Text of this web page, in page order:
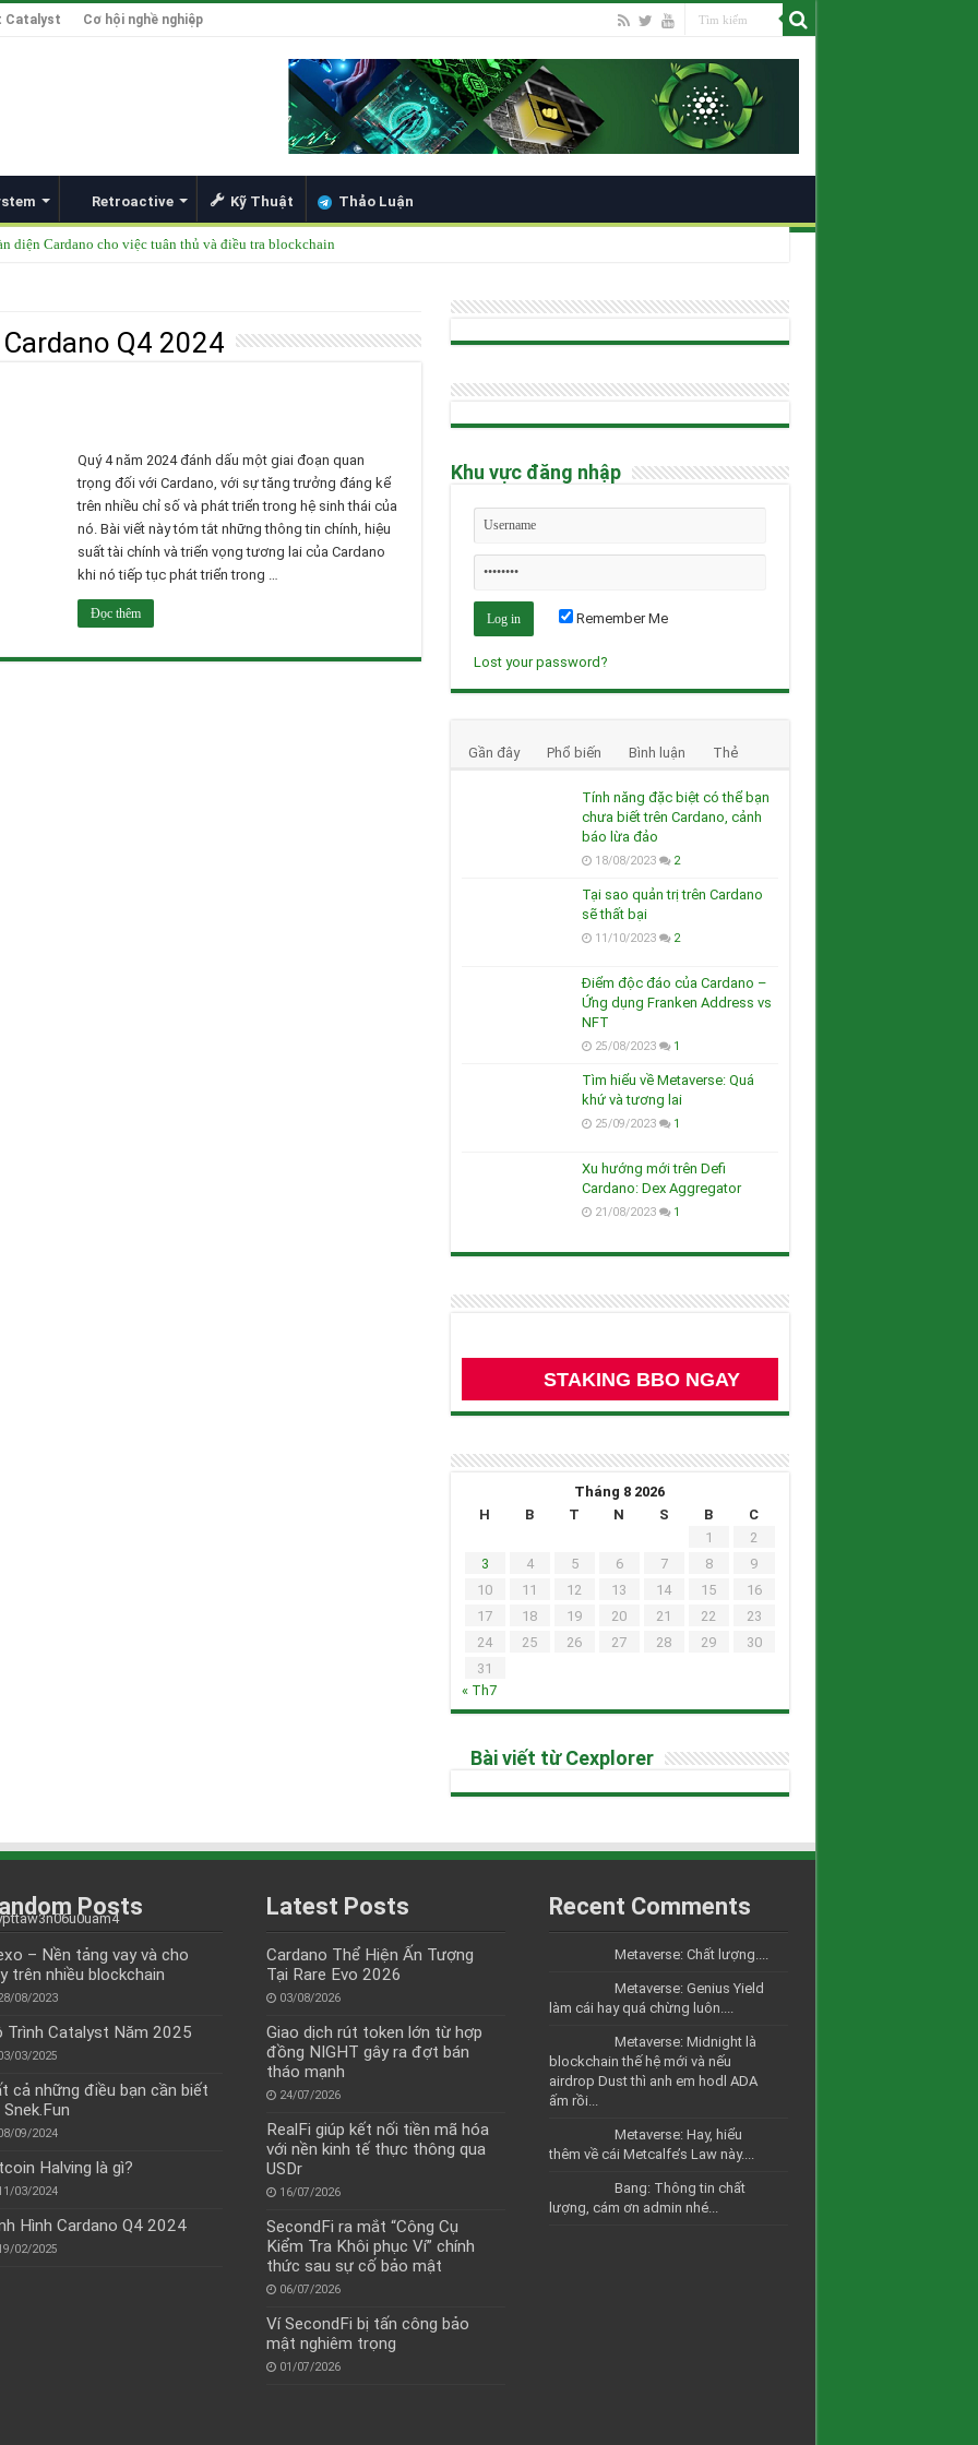
Catalyst Cơ hội nghề nghiệp
Retroactive Kỹ Thuật Thảo Luận
diện Cardano cho việc tuân thủ và điều tra blockchain
Đổi Mới Hợp Đồng Thông Minh cho Bitcoin, Mở Khóa DeFi và Tích Hợp Cardano
Q4 2024
Quý 4 năm 2024 đánh dấu một giai đoạn quan
trọng đối với Cardano, với sự tăng trưởng đáng kể
trên nhiều chỉ số và phát triển trong hệ sinh thái của
nó. Bài viết này tóm tắt những thông tin chính, hiệu
suất tài chính và triển vọng tương lai của Cardano
khi nó tiếp tục phát triển trong …
Đọc thêm
Khu vực đăng nhập
Remember Me
Lost your password?
Gần đây Phổ biến Bình luận Thẻ
Tính năng đặc biệt có thể bạn
chưa biết trên Cardano, cảnh
báo lừa đảo
18/08/2023 2
Tại sao quản trị trên Cardano
sẽ thất bại
11/10/2023 2
Điểm độc đáo của Cardano –
Ứng dụng Franken Address vs
NFT
25/08/2023 1
Tìm hiểu về Metaverse: Quá
khứ và tương lai
25/09/2023 1
Xu hướng mới trên Defi
Cardano: Dex Aggregator
21/08/2023 1
STAKING BBO NGAY
Tháng 8 2026
H
B T N S B
C
1
2
3
4 5 6 7 8
9
10
11 12 13 14 15
16
17
18 19 20 21 22
23
24
25 26 27 28 29
30
31
« Th7
Bài viết từ Cexplorer
Posts
– Nền tảng vay và cho
trên nhiều blockchain
08/2023
Trình Catalyst Năm 2025
03/2025
cả những điều bạn cần biết
Snek.Fun
09/2024
Halving là gì?
03/2024
Hình Cardano Q4 2024
02/2025
Latest Posts
Cardano Thể Hiện Ấn Tượng
Tại Rare Evo 2026
03/08/2026
Giao dịch rút token lớn từ hợp
đồng NIGHT gây ra đợt bán
tháo mạnh
24/07/2026
RealFi giúp kết nối tiền mã hóa
với nền kinh tế thực thông qua
USDr
16/07/2026
SecondFi ra mắt “Công Cụ
Kiểm Tra Khôi phục Ví” chính
thức sau sự cố bảo mật
06/07/2026
Ví SecondFi bị tấn công bảo
mật nghiêm trọng
01/07/2026
Recent Comments
Metaverse: Chất lượng....
Metaverse: Genius Yield
làm cái hay quá chừng luôn....
Metaverse: Midnight là
blockchain thế hệ mới và nếu
airdrop Dust thì anh em hodl ADA
ấm rồi...
Metaverse: Hay, hiểu
thêm về cái Metcalfe’s Law này....
Bang: Thông tin chất
lượng, cám ơn admin nhé...